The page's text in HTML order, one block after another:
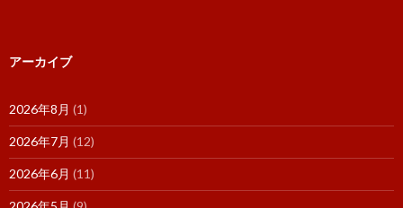
アーカイブ
2026年8月 (1)
2026年7月 (12)
2026年6月 (11)